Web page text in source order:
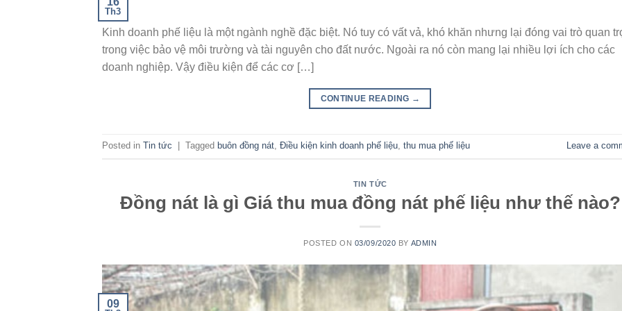
Th3
Kinh doanh phế liệu là một ngành nghề đặc biệt. Nó tuy có vất vả, khó khăn nhưng lại đóng vai trò quan
trong việc bảo vệ môi trường và tài nguyên cho đất nước. Ngoài ra nó còn mang lại nhiều lợi ích cho các
doanh nghiệp. Vậy điều kiện để các cơ […]
CONTINUE READING →
Posted in Tin tức Tagged buôn đồng nát, Điều kiện kinh doanh phế liệu, thu mua phế liệu Leave a
TIN TỨC
Đồng nát là gì Giá thu mua đồng nát phế liệu như thế nào?
POSTED ON 03/09/2020 BY ADMIN
09